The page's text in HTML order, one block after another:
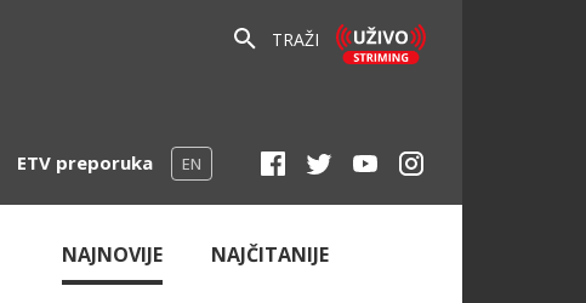
TRAŽI
ETV preporuka EN
NAJNOVIJE NAJČITANIJE